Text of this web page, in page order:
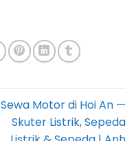
Sewa Motor di Hoi An —
Skuter Listrik, Sepeda